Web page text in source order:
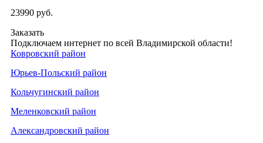
23990 руб.
Заказать
Подключаем интернет по всей Владимирской области!
Ковровский район
Юрьев-Польский район
Кольчугинский район
Меленковский район
Александровский район